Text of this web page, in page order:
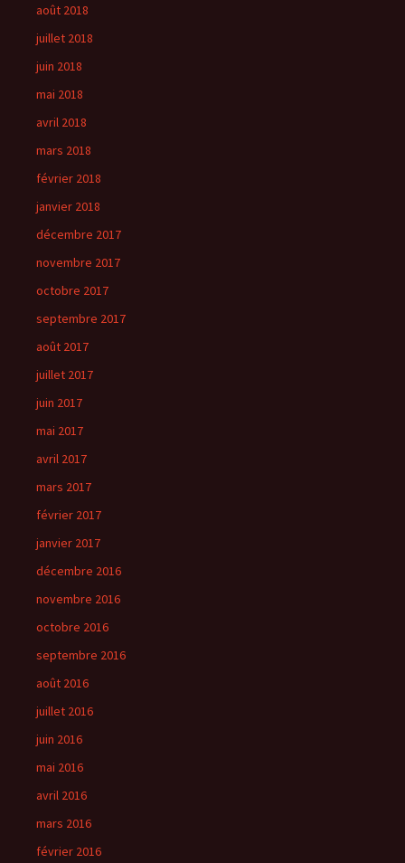
août 2018
juillet 2018
juin 2018
mai 2018
avril 2018
mars 2018
février 2018
janvier 2018
décembre 2017
novembre 2017
octobre 2017
septembre 2017
août 2017
juillet 2017
juin 2017
mai 2017
avril 2017
mars 2017
février 2017
janvier 2017
décembre 2016
novembre 2016
octobre 2016
septembre 2016
août 2016
juillet 2016
juin 2016
mai 2016
avril 2016
mars 2016
février 2016